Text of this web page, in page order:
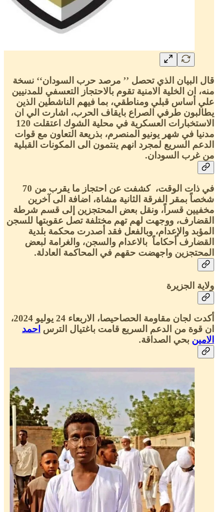
قال البيان الذي تحصل ’’ مرصد حرب السودان‘‘ نسخة
منه، ان الخلية الامنية تقوم بالاحتجاز التعسفي للمدنيين
علي أساس قبلي ومناطقي، بما فيهم الناشطين الذين
يطالبون طرفي الصراع بايقاف الحرب، اشارت الي ان
الاستخبارات العسكرية في محلية الشوك اعتقلت 120
مدنيا في شهر يونيو المنصرم، بذريعة التعاون مع قوات
الدعم السريع لمجرد انهم ينتمون الى المكونات القبلية
من غرب السودان.
في ذات الوقت، كشفت عن احتجاز ما يقرب من 70
شخصاً بمقر الفرقة الثانية مشاة، اضافة الى آخرين
مخفيين قسراً، ونقل بعض المحتجزين إلى قسم شرطة
القضارف، ووجهت لهم تهم مختلفة تصل عقوبتها للسجن
المؤبد والإعدام، وبالفعل فقد أصدرت محكمة بلدية
القضارف أحكاماً بالاعدام والسجن، والغرامة لبعض
المحتجزين واجهضت حقهم في المحاكمة العادلة.
ولاية الجزيرة
أكدت لجان مقاومة الحصاحيصا، الاربعاء 24 يوليو 2024،
ان قوة من الدعم السريع قامت باغتيال الترس احمد
الامين بحي الصداقة.